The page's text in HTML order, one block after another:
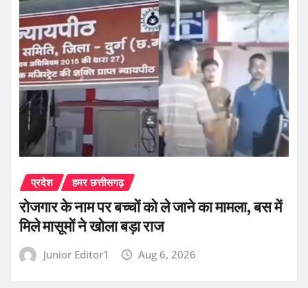
प्रदेश हमर छत्तीसगढ़
रोजगार के नाम पर बच्चों को ले जाने का मामला, बस में
मिले मासूमों ने खोला बड़ा राज
Junior Editor1 Aug 6, 2026